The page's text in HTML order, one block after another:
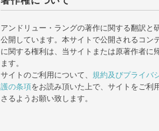
アンドリュー・ラングの著作に関する翻訳と
公開しています。本サイトで公開されるコン
に関する権利は、当サイトまたは原著作者に
ます。
サイトのご利用について、 規約及びプライバ
護の条項をお読み頂いた上で、サイトをご利
さるようお願い致します。